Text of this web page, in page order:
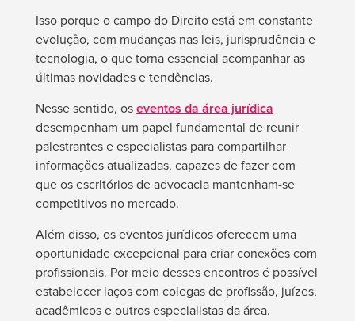
Isso porque o campo do Direito está em constante
evolução, com mudanças nas leis, jurisprudência e
tecnologia, o que torna essencial acompanhar as
últimas novidades e tendências.
Nesse sentido, oseventos da área jurídica
desempenham um papel fundamental de reunir
palestrantes e especialistas para compartilhar
informações atualizadas, capazes de fazer com
que os escritórios de advocacia mantenham-se
competitivos no mercado.
Além disso, os eventos jurídicos oferecem uma
oportunidade excepcional para criar conexões com
profissionais. Por meio desses encontros é possível
estabelecer laços com colegas de profissão, juízes,
acadêmicos e outros especialistas da área.